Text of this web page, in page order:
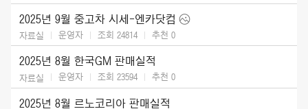
2025년 9월 중고차 시세-엔카닷컴
자료실 운영자 조회 24814 추천 0
2025년 8월 한국GM 판매실적
자료실 운영자 조회 23594 추천 0
2025년 8월 르노코리아 판매실적